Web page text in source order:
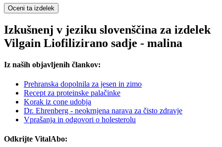
Oceni ta izdelek
Izkušnenj v jeziku slovenščina za izdelek
Vilgain Liofilizirano sadje - malina
Iz naših objavljenih člankov:
Prehranska dopolnila za jesen in zimo
Recept za proteinske palačinke
Korak iz cone udobja
Dr. Ehrenberg - neokrnjena narava za čisto zdravje
Vprašanja in odgovori o holesterolu
Odkrijte VitalAbo: